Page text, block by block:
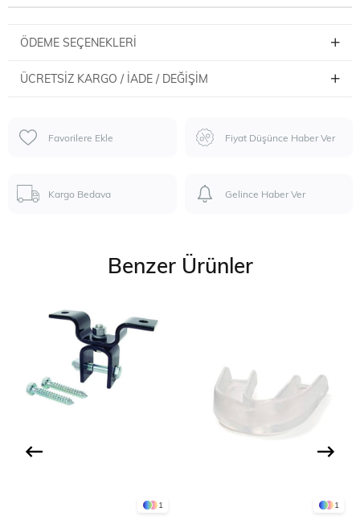
ÖDEME SEÇENEKLERI
ÜCRETSIZ KARGO / İADE / DEĞIŞIM
Favorilere Ekle Fiyat Düşünce Haber Ver
Kargo Bedava Gelince Haber Ver
Benzer Ürünler
1 1